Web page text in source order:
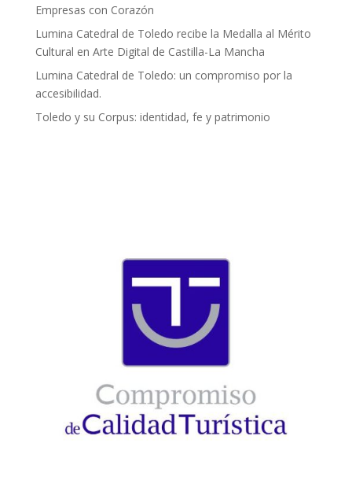
Empresas con Corazón
Lumina Catedral de Toledo recibe la Medalla al Mérito
Cultural en Arte Digital de Castilla-La Mancha
Lumina Catedral de Toledo: un compromiso por la
accesibilidad.
Toledo y su Corpus: identidad, fe y patrimonio